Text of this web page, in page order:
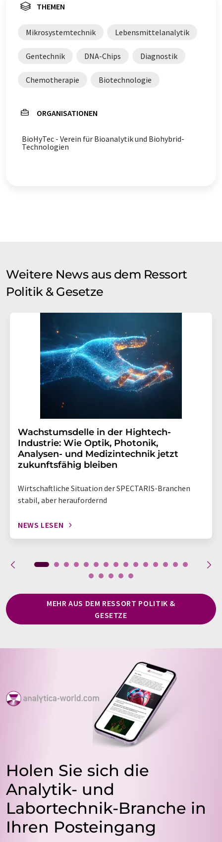
THEMEN
Mikrosystemtechnik Lebensmittelanalytik
Gentechnik DNA-Chips Diagnostik
Chemotherapie Biotechnologie
ORGANISATIONEN
BioHyTec - Verein für Bioanalytik und Biohybrid-
Technologien
Weitere News aus dem Ressort
Politik & Gesetze
Wachstumsdelle in der Hightech-
Industrie: Wie Optik, Photonik,
Analysen- und Medizintechnik jetzt
zukunftsfähig bleiben
Wirtschaftliche Situation der SPECTARIS-Branchen
stabil, aber heraufordernd
NEWS LESEN
MEHR AUS DEM RESSORT POLITIK &
GESETZE
Holen Sie sich die
Analytik- und
Labortechnik-Branche in
Ihren Posteingang